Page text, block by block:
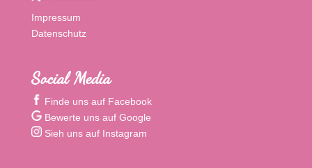
Impressum
Datenschutz
Social Media
Finde uns auf Facebook
Bewerte uns auf Google
Sieh uns auf Instagram